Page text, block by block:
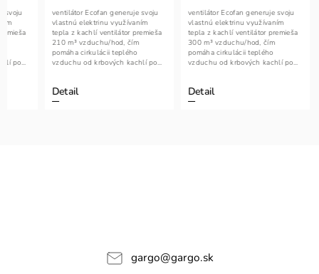
svoju
po...
Detail
ventilátor Ecofan generuje svoju
vlastnú elektrinu využívaním
tepla z kachlí ventilátor premieša
210 m³ vzduchu/hod, čím
pomáha cirkulácii teplého
vzduchu od krbových kachlí po...
Detail
ventilátor Ecofan generuje svoju
vlastnú elektrinu využívaním
tepla z kachlí ventilátor premieša
300 m³ vzduchu/hod, čím
pomáha cirkulácii teplého
vzduchu od krbových kachlí po...
gargo@gargo.sk